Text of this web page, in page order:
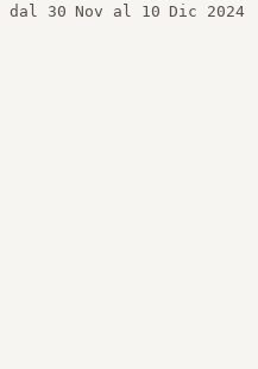
dal 30 Nov al 10 Dic 2024